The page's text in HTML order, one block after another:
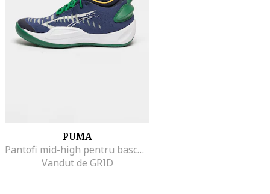
PUMA
Pantofi mid-high pentru baschet Rise Nitro, Verde/Albastru
Vandut de GRID